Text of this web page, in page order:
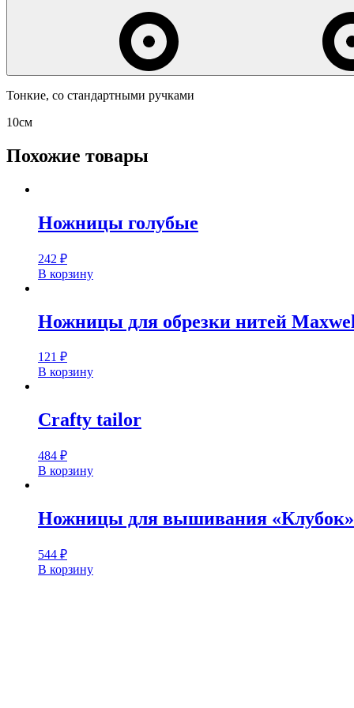
Тонкие, со стандартными ручками
10см
Похожие товары
Ножницы голубые
242 ₽
В корзину
Ножницы для обрезки нитей
121 ₽
В корзину
Crafty tailor
484 ₽
В корзину
Ножницы для вышивания «Клубок»
544 ₽
В корзину